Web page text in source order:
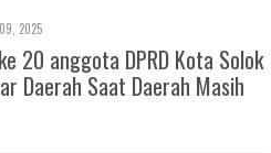
2025
20 anggota DPRD Kota Solok
Daerah Saat Daerah Masih